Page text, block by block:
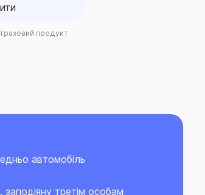
продукт
автомобіль
заподіяну третім особам